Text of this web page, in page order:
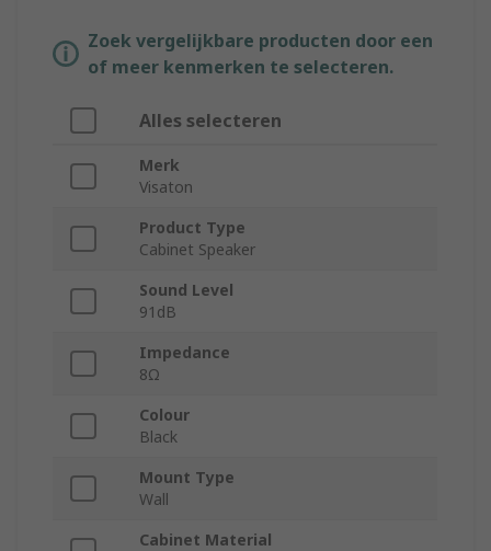
Zoek vergelijkbare producten door een
of meer kenmerken te selecteren.
Alles selecteren
Merk
Visaton
Product Type
Cabinet Speaker
Sound Level
91dB
Impedance
8Ω
Colour
Black
Mount Type
Wall
Cabinet Material